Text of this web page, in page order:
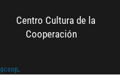
gcoop.